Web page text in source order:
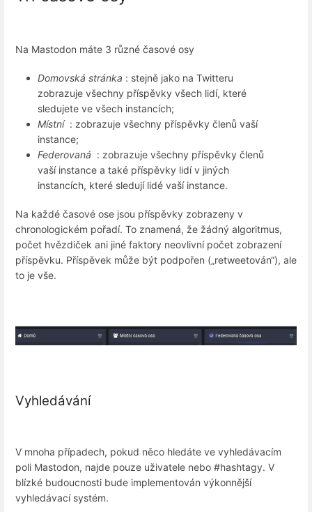
Na Mastodon máte 3 různé časové osy
Domovská stránka : stejně jako na Twitteru
zobrazuje všechny příspěvky všech lidí, které
sledujete ve všech instancích;
Místní : zobrazuje všechny příspěvky členů vaší
instance;
Federovaná : zobrazuje všechny příspěvky členů
vaší instance a také příspěvky lidí v jiných
instancích, které sledují lidé vaší instance.
Na každé časové ose jsou příspěvky zobrazeny v
chronologickém pořadí. To znamená, že žádný algoritmus,
počet hvězdiček ani jiné faktory neovlivní počet zobrazení
příspěvku. Příspěvek může být podpořen („retweetován“), ale
to je vše.
Vyhledávání
V mnoha případech, pokud něco hledáte ve vyhledávacím
poli Mastodon, najde pouze uživatele nebo #hashtagy. V
blízké budoucnosti bude implementován výkonnější
vyhledávací systém.